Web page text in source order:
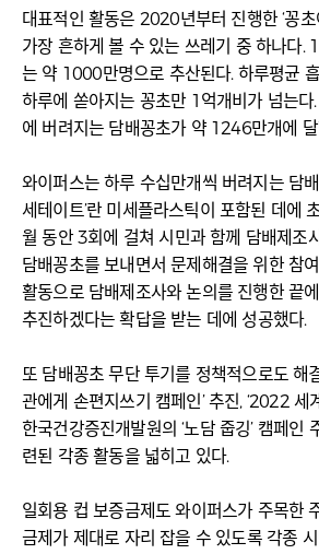
대표적인 활동은 2020년부터 진행한 ‘꽁초
가장 흔하게 볼 수 있는 쓰레기 중 하나다.
는 약 1000만명으로 추산된다. 하루평균
하루에 쏟아지는 꽁초만 1억개비가 넘는
에 버려지는 담배꽁초가 약 1246만개에
와이퍼스는 하루 수십만개씩 버려지는 담
세테이트’란 미세플라스틱이 포함된 데에
월 동안 3회에 걸쳐 시민과 함께 담배제조
담배꽁초를 보내면서 문제해결을 위한 참
활동으로 담배제조사와 논의를 진행한 끝
추진하겠다는 확답을 받는 데에 성공했다.
또 담배꽁초 무단 투기를 정책적으로도 해
관에게 손편지쓰기 캠페인’ 추진, ‘2022 세
한국건강증진개발원의 ‘노담 줍깅’ 캠페인
련된 각종 활동을 넓히고 있다.
일회용 컵 보증금제도 와이퍼스가 주목한
금제가 제대로 자리 잡을 수 있도록 각종